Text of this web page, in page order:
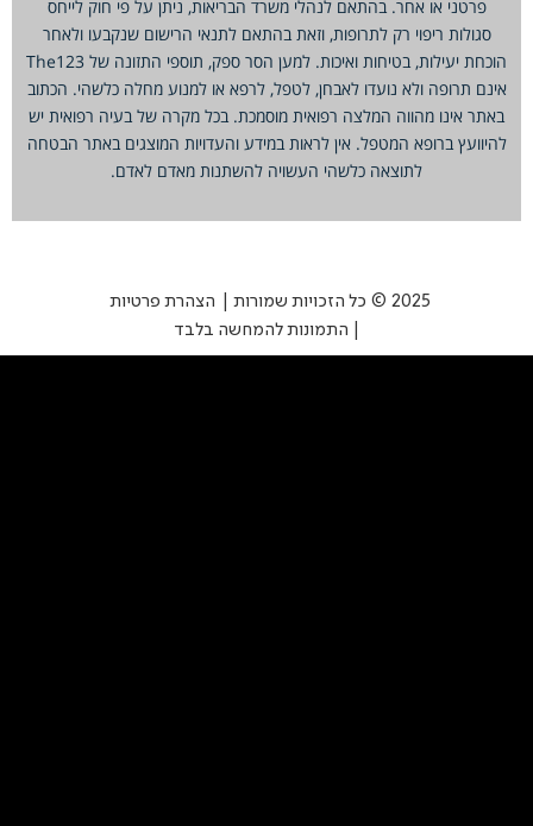
פרטני או אחר. בהתאם לנהלי משרד הבריאות, ניתן על פי חוק לייחס
סגולות ריפוי רק לתרופות, וזאת בהתאם לתנאי הרישום שנקבעו ולאחר
הוכחת יעילות, בטיחות ואיכות. למען הסר ספק, תוספי התזונה של The123
תרופה ולא נועדו לאבחן, לטפל, לרפא או למנוע מחלה כלשהי. הכתוב
אינו מהווה המלצה רפואית מוסמכת. בכל מקרה של בעיה רפואית יש
ברופא המטפל. אין לראות במידע והעדויות המוצגים באתר הבטחה
לתוצאה כלשהי העשויה להשתנות מאדם לאדם.
2025 © כל הזכויות שמורות |
הצהרת פרטיות
| התמונות להמחשה בלבד